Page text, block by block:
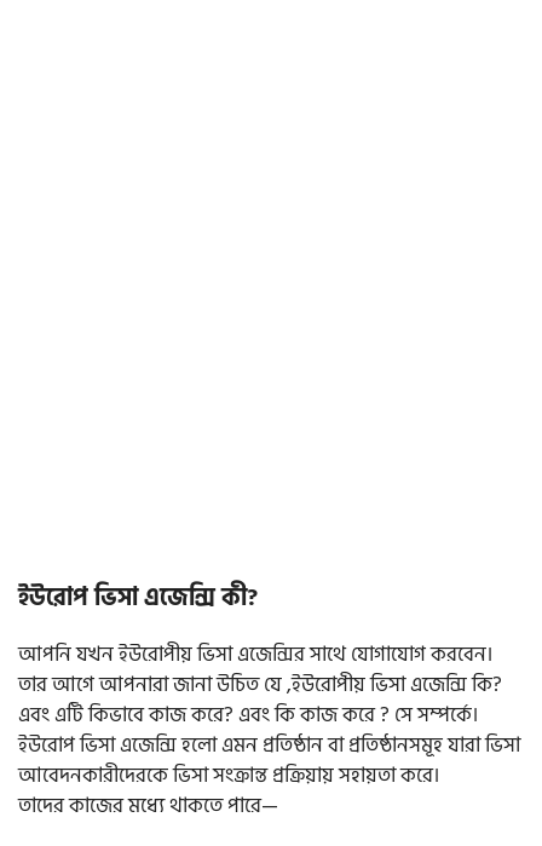
ইউরোপ ভিসা এজেন্সি কী?
আপনি যখন ইউরোপীয় ভিসা এজেন্সির সাথে যোগাযোগ করবেন।
তার আগে আপনারা জানা উচিত যে ,ইউরোপীয় ভিসা এজেন্সি কি?
এবং এটি কিভাবে কাজ করে? এবং কি কাজ করে ? সে সম্পর্কে।
ইউরোপ ভিসা এজেন্সি হলো এমন প্রতিষ্ঠান বা প্রতিষ্ঠানসমূহ যারা ভিসা
আবেদনকারীদেরকে ভিসা সংক্রান্ত প্রক্রিয়ায় সহায়তা করে।
তাদের কাজের মধ্যে থাকতে পারে—